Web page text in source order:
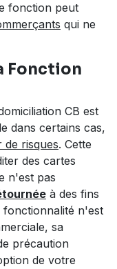
fonction peut
qui ne
Fonction
CB est
dans certains cas,
de risques. Cette
des cartes
n'est pas
à des fins
fonctionnalité n'est
sa
précaution
de votre